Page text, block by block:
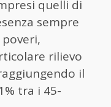
quelli di
sempre
rilievo
il
tra i 45-